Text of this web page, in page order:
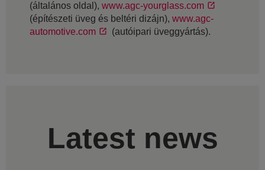
(általános oldal), www.agc-yourglass.com
(építészeti üveg és beltéri dizájn), www.agc-
automotive.com
(autóipari üveggyártás).
Latest news